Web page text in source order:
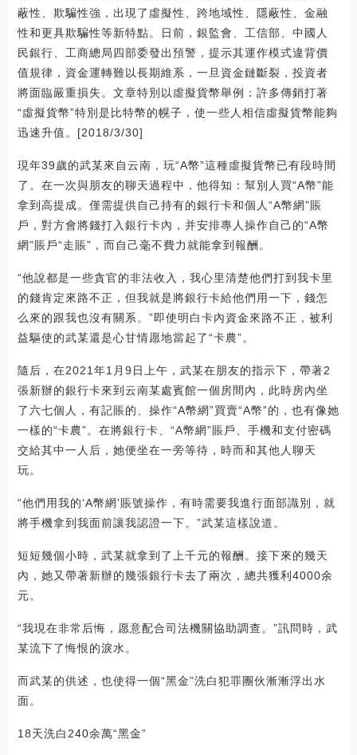
蔽性、欺騙性強，出現了虛擬性、跨地域性、隱蔽性、金融
性和更具欺騙性等新特點。日前，銀監會、工信部、中國人
民銀行、工商總局四部委發出預警，提示其運作模式違背價
值規律，資金運轉難以長期維系，一旦資金鏈斷裂，投資者
將面臨嚴重損失。文章特別以虛擬貨幣舉例：許多傳銷打著
“虛擬貨幣”特別是比特幣的幌子，使一些人相信虛擬貨幣能夠
迅速升值。[2018/3/30]
現年39歲的武某來自云南，玩“A幣”這種虛擬貨幣已有段時間
了。在一次與朋友的聊天過程中，他得知：幫別人買“A幣”能
拿到高提成。僅需提供自己持有的銀行卡和個人“A幣網”賬
戶，對方會將錢打入銀行卡內，并安排專人操作自己的“A幣
網”賬戶“走賬”，而自己毫不費力就能拿到報酬。
“他說都是一些貪官的非法收入，我心里清楚他們打到我卡里
的錢肯定來路不正，但我就是將銀行卡給他們用一下，錢怎
么來的跟我也沒有關系。”即使明白卡內資金來路不正，被利
益驅使的武某還是心甘情愿地當起了“卡農”。
隨后，在2021年1月9日上午，武某在朋友的指示下，帶著2
張新辦的銀行卡來到云南某處賓館一個房間內，此時房內坐
了六七個人，有記賬的、操作“A幣網”買賣“A幣”的，也有像她
一樣的“卡農”。在將銀行卡、“A幣網”賬戶、手機和支付密碼
交給其中一人后，她便坐在一旁等待，時而和其他人聊天
玩。
“他們用我的‘A幣網’賬號操作，有時需要我進行面部識別，就
將手機拿到我面前讓我認證一下。”武某這樣說道。
短短幾個小時，武某就拿到了上千元的報酬。接下來的幾天
內，她又帶著新辦的幾張銀行卡去了兩次，總共獲利4000余
元。
“我現在非常后悔，愿意配合司法機關協助調查。”訊問時，武
某流下了悔恨的淚水。
而武某的供述，也使得一個“黑金”洗白犯罪團伙漸漸浮出水
面。
18天洗白240余萬“黑金”